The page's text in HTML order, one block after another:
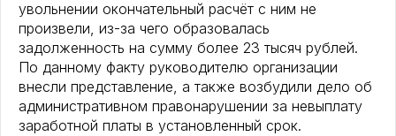
увольнении окончательный расчёт с ним не
произвели, из-за чего образовалась
задолженность на сумму более 23 тысяч рублей.
По данному факту руководителю организации
внесли представление, а также возбудили дело об
административном правонарушении за невыплату
заработной платы в установленный срок.